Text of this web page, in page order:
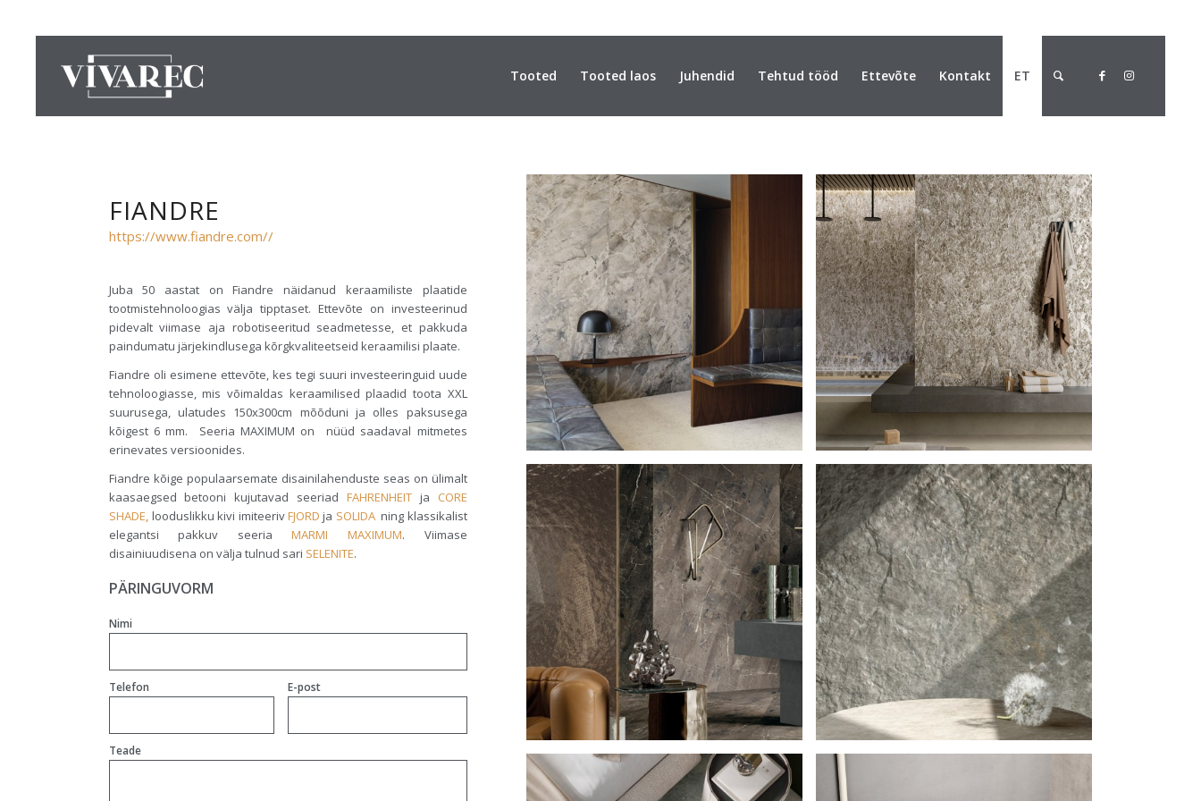
Tooted Tooted laos Juhendid Tehtud tööd Ettevõte Kontakt ET
FIANDRE
https://www.fiandre.com//
Juba 50 aastat on Fiandre näidanud keraamiliste plaatide
tootmistehnoloogias välja tipptaset. Ettevõte on investeerinud
pidevalt viimase aja robotiseeritud seadmetesse, et pakkuda
paindumatu järjekindlusega kõrgkvaliteetseid keraamilisi plaate.
Fiandre oli esimene ettevõte, kes tegi suuri investeeringuid uude
tehnoloogiasse, mis võimaldas keraamilised plaadid toota XXL
suurusega, ulatudes 150x300cm mõõduni ja olles paksusega
kõigest 6 mm. Seeria MAXIMUM on nüüd saadaval mitmetes
erinevates versioonides.
Fiandre kõige populaarsemate disainilahenduste seas on ülimalt
kaasaegsed betooni kujutavad seeriad FAHRENHEITja CORE
SHADE looduslikku kivi imiteerivFJORD ja SOLIDAning klassikalist
elegantsi pakkuv seeriaMARMI MAXIMUM. Viimase
disainiuudisena on välja tulnud sari SELENITE.
PÄRINGUVORM
Nimi
Telefon E-post
Teade